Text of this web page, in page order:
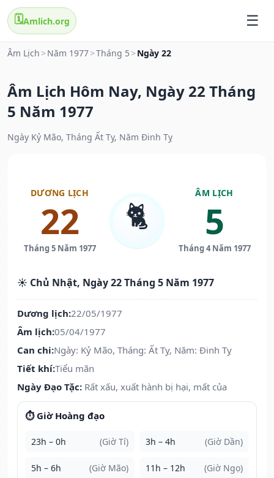
🗓️Amlich.org
Âm Lịch > Năm 1977>Tháng 5 > Ngày 22
Âm Lịch Hôm Nay, Ngày 22 Tháng
5 Năm 1977
Ngày Kỷ Mão, Tháng Ất Tỵ, Năm Đinh Tỵ
DƯƠNG LỊCH
22
Tháng 5 Năm 1977
🐈
ÂM LỊCH
5
Tháng 4 Năm 1977
☀️ Chủ Nhật, Ngày 22 Tháng 5 Năm 1977
Dương lịch:22/05/1977
Âm lịch:05/04/1977
Can chi:Ngày: Kỷ Mão, Tháng: Ất Tỵ, Năm: Đinh Tỵ
Tiết khí:Tiểu mãn
Ngày Đạo Tặc: Rất xấu, xuất hành bị hại, mất của
⏱️ Giờ Hoàng đạo
23h – 0h (Giờ Tí) 3h – 4h (Giờ Dần)
5h – 6h (Giờ Mão) 11h – 12h (Giờ Ngọ)